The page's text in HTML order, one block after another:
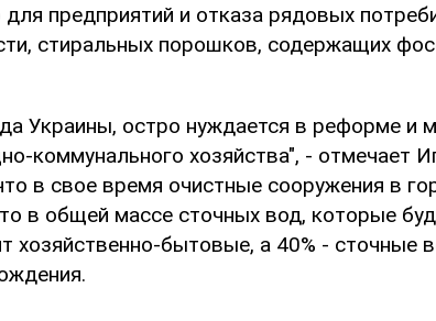
предприятий и отказа рядовых
стиральных порошков, содержащих
Украины, остро нуждается в реформе и
коммунального хозяйства", - отмечает
в свое время очистные сооружения в
в общей массе сточных вод, которые
хозяйственно-бытовые, а 40% - сточные